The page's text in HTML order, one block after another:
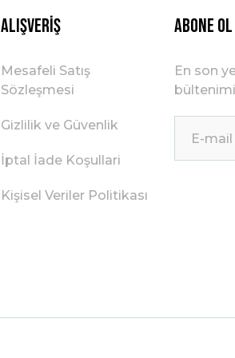
Alışveriş
Mesafeli Satış
Sözleşmesi
Gizlilik ve Güvenlik
İptal İade Koşullari
Kişisel Veriler Politikası
ABONE OL
En son